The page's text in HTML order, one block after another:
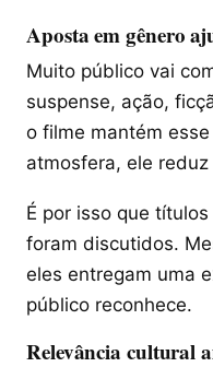
Aposta em gênero
Muito público vai
suspense, ação,
o filme mantém
atmosfera, ele
É por isso que
foram discutidos.
eles entregam uma
público reconhece.
Relevância cultural